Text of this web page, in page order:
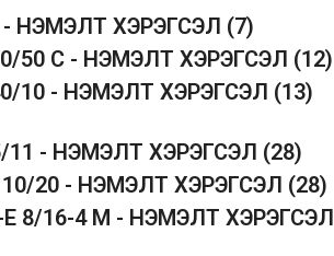
- НЭМЭЛТ ХЭРЭГСЭЛ (7)
50 C - НЭМЭЛТ ХЭРЭГСЭЛ (12)
10 - НЭМЭЛТ ХЭРЭГСЭЛ (13)
11 - НЭМЭЛТ ХЭРЭГСЭЛ (28)
10/20 - НЭМЭЛТ ХЭРЭГСЭЛ (28)
E 8/16-4 M - НЭМЭЛТ ХЭРЭГСЭЛ